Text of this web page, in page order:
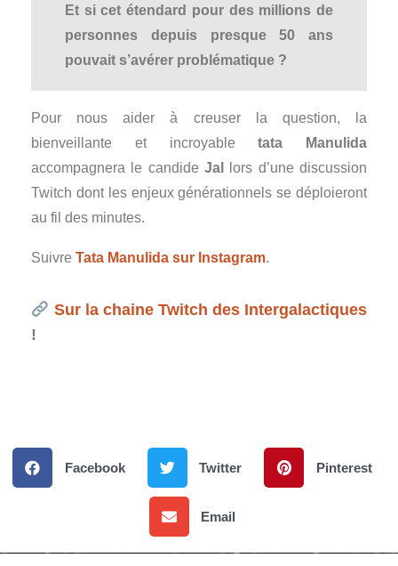
Et si cet étendard pour des millions de
personnes depuis presque 50 ans
pouvait s’avérer problématique ?
Pour nous aider à creuser la question, la
bienveillante et incroyabletata Manulida
accompagnera le candide Jal
lors d’une discussion
Twitch dont les enjeux générationnels se déploieront
au fil des minutes.
Suivre Tata Manulida sur Instagram.
Sur la chaine Twitch des Intergalactiques
!
Facebook Twitter Pinterest
Email